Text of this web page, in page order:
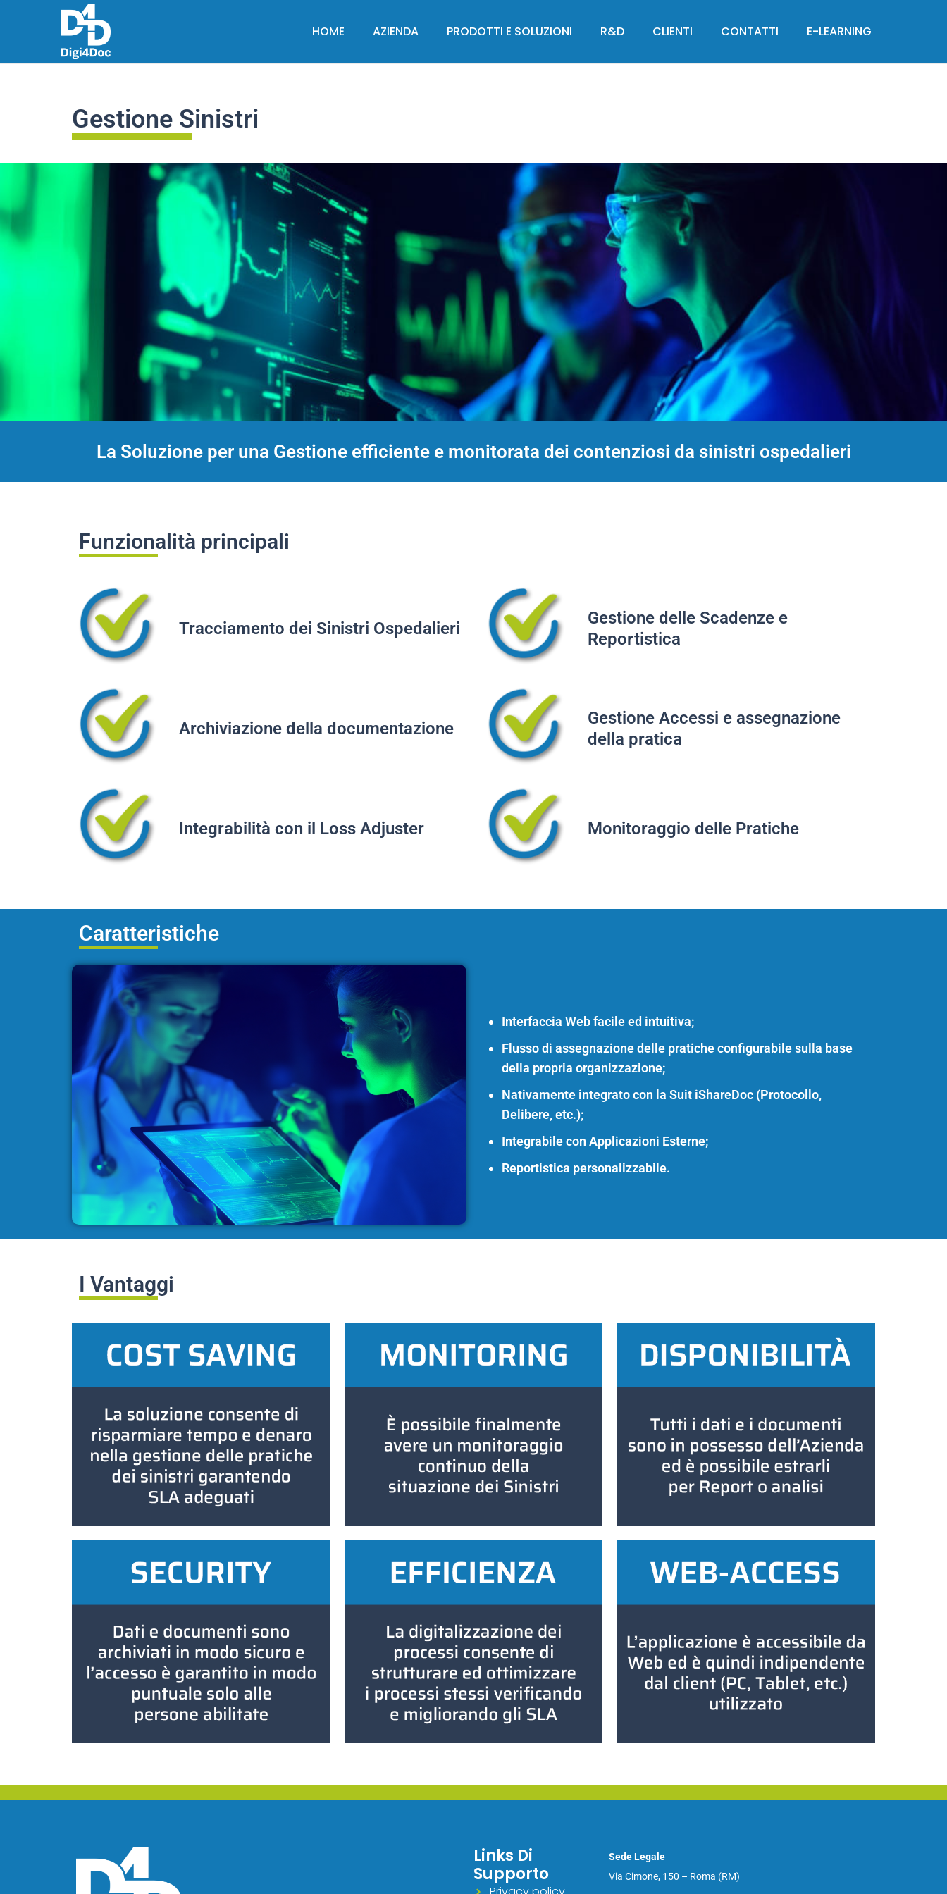
HOME AZIENDA PRODOTTI E SOLUZIONI R&D CLIENTI CONTATTI E-LEARNING
Gestione Sinistri
La Soluzione per una Gestione efficiente e monitorata dei contenziosi da sinistri ospedalieri
Funzionalità principali
Tracciamento dei Sinistri Ospedalieri
Gestione delle Scadenze e
Reportistica
Archiviazione della documentazione
Gestione Accessi e assegnazione
della pratica
Integrabilità con il Loss Adjuster Monitoraggio delle Pratiche
Caratteristiche
Interfaccia Web facile ed intuitiva;
Flusso di assegnazione delle pratiche configurabile sulla base
della propria organizzazione;
Nativamente integrato con la Suit iShareDoc (Protocollo,
Delibere, etc.);
Integrabile con Applicazioni Esterne;
Reportistica personalizzabile.
I Vantaggi
Links Di
Supporto
Sede Legale
Via Cimone, 150 – Roma (RM)